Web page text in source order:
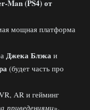
Man (PS4) от
мощная платформа
Джека Блэка и
(будет часть про
AR и гейминг
приведениями»,